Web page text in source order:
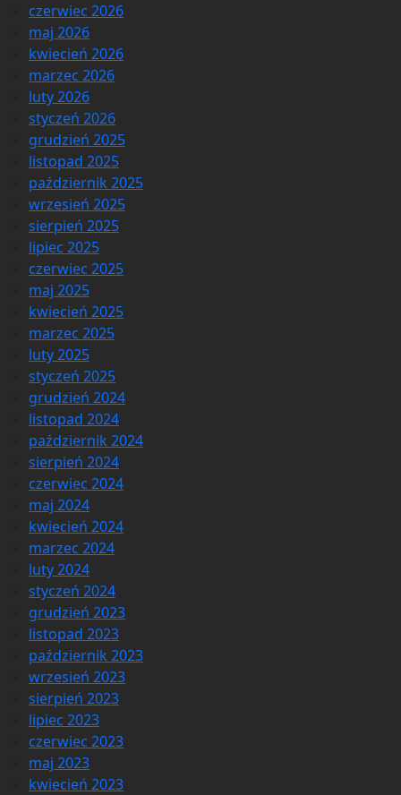
czerwiec 2026
maj 2026
kwiecień 2026
marzec 2026
luty 2026
styczeń 2026
grudzień 2025
listopad 2025
październik 2025
wrzesień 2025
sierpień 2025
lipiec 2025
czerwiec 2025
maj 2025
kwiecień 2025
marzec 2025
luty 2025
styczeń 2025
grudzień 2024
listopad 2024
październik 2024
sierpień 2024
czerwiec 2024
maj 2024
kwiecień 2024
marzec 2024
luty 2024
styczeń 2024
grudzień 2023
listopad 2023
październik 2023
wrzesień 2023
sierpień 2023
lipiec 2023
czerwiec 2023
maj 2023
kwiecień 2023